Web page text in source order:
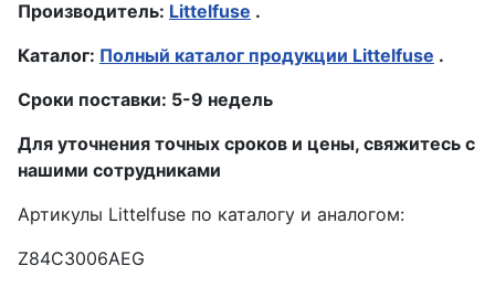
Производитель: Littelfuse .
Каталог: Полный каталог продукции Littelfuse .
Сроки поставки: 5-9 недель
Для уточнения точных сроков и цены, свяжитесь с
нашими сотрудниками
Артикулы Littelfuse по каталогу и аналогом:
Z84C3006AEG